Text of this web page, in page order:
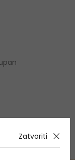
Zatvoriti